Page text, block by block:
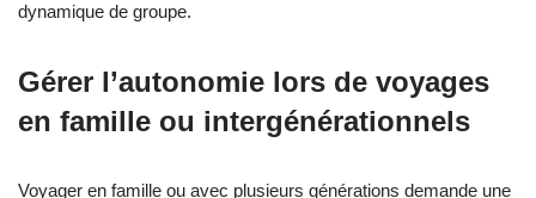
dynamique de groupe.
Gérer l’autonomie lors de voyages
en famille ou intergénérationnels
Voyager en famille ou avec plusieurs générations demande une